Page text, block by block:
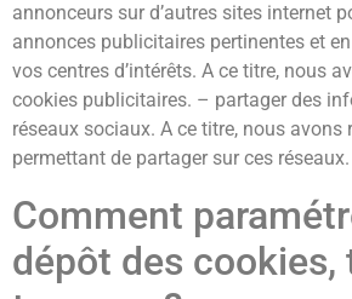
annonceurs sur d’autres sites internet
annonces publicitaires pertinentes et
vos centres d’intérêts. A ce titre, nous
cookies publicitaires. – partager des
réseaux sociaux. A ce titre, nous avons
permettant de partager sur ces réseaux.
Comment
dépôt des cookies,